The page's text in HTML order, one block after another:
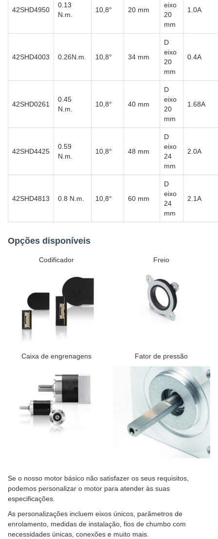
42SHD4950
0.13
N.m.
10,8° 20 mm
eixo
20
mm
1.0A
42SHD4003 0.26N.m. 10,8° 34 mm
D
eixo
20
mm
0.4A
42SHD0261
0.45
N.m.
10,8° 40 mm
D
eixo
20
mm
1.68A
42SHD4425
0.59
N.m.
10,8° 48 mm
D
eixo
24
mm
2.0A
42SHD4813 0.8 N.m. 10,8° 60 mm
D
eixo
24
mm
2.1A
Opções disponíveis
Codificador Freio
Caixa de engrenagens Fator de pressão
Se o nosso motor básico não satisfazer os seus requisitos,
podemos personalizar o motor para atender às suas
especificações.
As personalizações incluem eixos únicos, parâmetros de
enrolamento, medidas de instalação, fios de chumbo com
necessidades únicas, conexões e muito mais.